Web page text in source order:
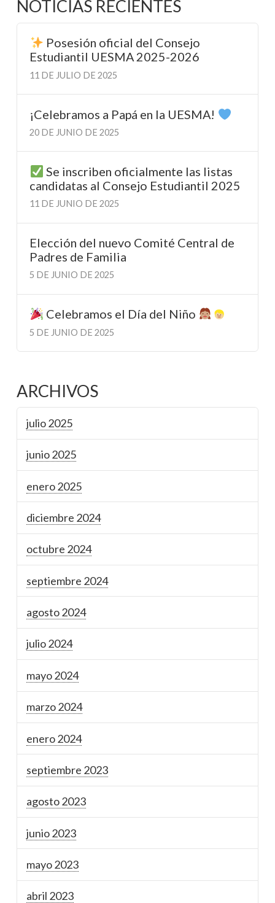
NOTICIAS RECIENTES
Posesión oficial del Consejo
Estudiantil UESMA 2025-2026
11 DE JULIO DE 2025
¡Celebramos a Papá en la UESMA!
20 DE JUNIO DE 2025
Se inscriben oficialmente las listas
candidatas al Consejo Estudiantil 2025
11 DE JUNIO DE 2025
Elección del nuevo Comité Central de
Padres de Familia
5 DE JUNIO DE 2025
Celebramos el Día del Niño
5 DE JUNIO DE 2025
ARCHIVOS
julio 2025
junio 2025
enero 2025
diciembre 2024
octubre 2024
septiembre 2024
agosto 2024
julio 2024
mayo 2024
marzo 2024
enero 2024
septiembre 2023
agosto 2023
junio 2023
mayo 2023
abril 2023